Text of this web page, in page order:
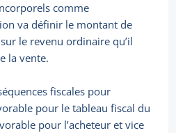
comme
va définir le montant de
le revenu ordinaire qu’il
la vente.
fiscales pour
pour le tableau fiscal du
pour l’acheteur et vice